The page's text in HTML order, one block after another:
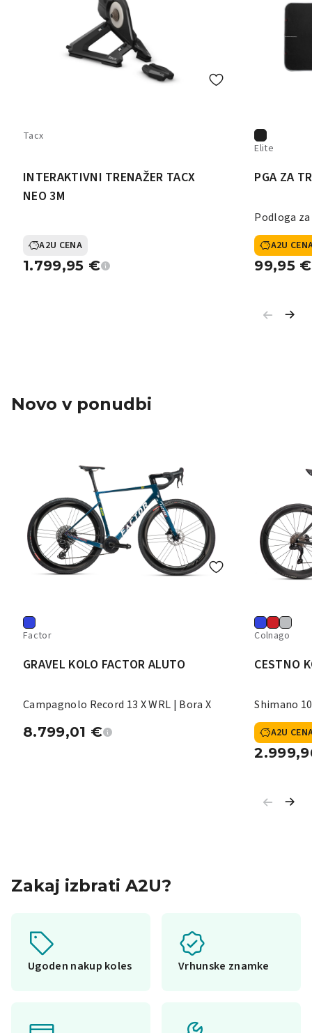
Tacx
INTERAKTIVNI TRENAŽER TACX
NEO 3M
A2U CENA
1.799,95 €
Elite
PGA ZA
Podloga
A2U
99,95 €
Novo v ponudbi
Factor
GRAVEL KOLO FACTOR ALUTO
Campagnolo Record 13 X WRL | Bora X
8.799,01 €
Colnago
CESTNO
Shimano
A2U
Zakaj izbrati A2U?
Ugoden nakup koles Vrhunske znamke